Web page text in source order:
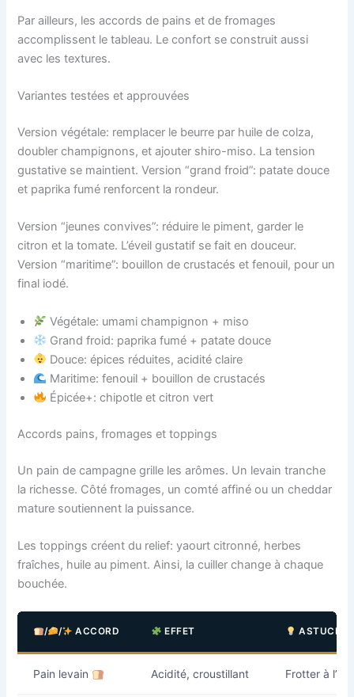
Par ailleurs, les accords de pains et de fromages
accomplissent le tableau. Le confort se construit aussi
avec les textures.
Variantes testées et approuvées
Version végétale: remplacer le beurre par huile de colza,
doubler champignons, et ajouter shiro-miso. La tension
gustative se maintient. Version “grand froid”: patate douce
et paprika fumé renforcent la rondeur.
Version “jeunes convives”: réduire le piment, garder le
citron et la tomate. L’éveil gustatif se fait en douceur.
Version “maritime”: bouillon de crustacés et fenouil, pour un
final iodé.
Végétale: umami champignon + miso
Grand froid: paprika fumé + patate douce
Douce: épices réduites, acidité claire
Maritime: fenouil + bouillon de crustacés
Épicée+: chipotle et citron vert
Accords pains, fromages et toppings
Un pain de campagne grille les arômes. Un levain tranche
la richesse. Côté fromages, un comté affiné ou un cheddar
mature soutiennent la puissance.
Les toppings créent du relief: yaourt citronné, herbes
fraîches, huile au piment. Ainsi, la cuiller change à chaque
bouchée.
/ / ACCORD EFFET ASTUCE
Pain levain Acidité, croustillant Frotter à l’ail